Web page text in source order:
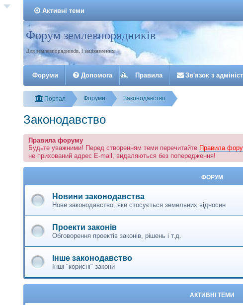
Активні теми
Реєстрація
Форум землевпорядників
Для землевпорядників, і зацікавлених
Форуми Допомога Правила Зв'язок з адмініст
Портал Форуми Законодавство
Законодавство
Правила форуму
Будьте уважними! Перед створенням теми перечитайте Правила
не прихований адрес E-mail, видаляються без попередження!
ФОРУМ
Новини законодавства
Нове законодавство, яке стосується земельних відносин
Проекти законів
Обговорення проектів законів, рішень і т.д.
Інше законодавство
Інші "корисні" закони
АКТИВНІ ТЕМИ